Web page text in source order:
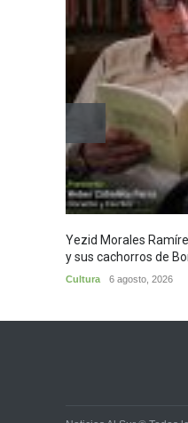
Yezid Morales
y sus cachorros de
Cultura 6 agosto, 2026